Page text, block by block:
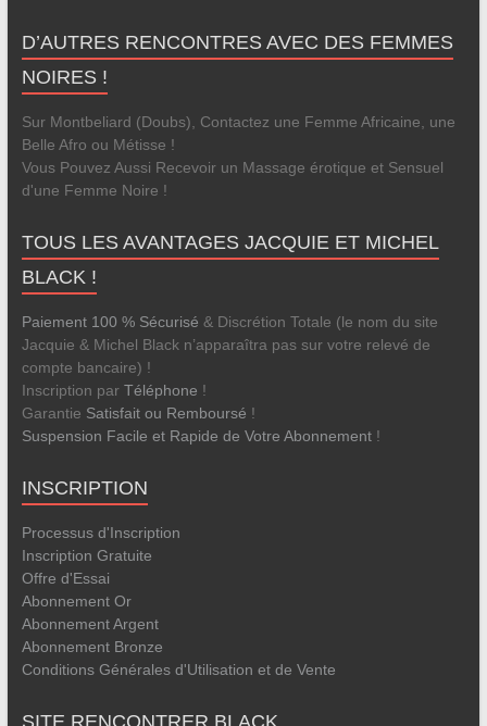
D’AUTRES RENCONTRES AVEC DES FEMMES
NOIRES !
Sur Montbeliard (Doubs), Contactez une Femme Africaine, une
Belle Afro ou Métisse !
Vous Pouvez Aussi Recevoir un Massage érotique et Sensuel
d'une Femme Noire !
TOUS LES AVANTAGES JACQUIE ET MICHEL
BLACK !
Paiement 100 % Sécurisé & Discrétion Totale (le nom du site
Jacquie & Michel Black n’apparaîtra pas sur votre relevé de
compte bancaire) !
Inscription par Téléphone !
Garantie Satisfait ou Remboursé !
Suspension Facile et Rapide de Votre Abonnement!
INSCRIPTION
Processus d'Inscription
Inscription Gratuite
Offre d'Essai
Abonnement Or
Abonnement Argent
Abonnement Bronze
Conditions Générales d'Utilisation et de Vente
SITE RENCONTRER BLACK